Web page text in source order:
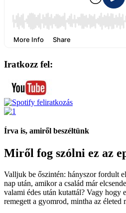
Iratkozz fel:
Írva is, amiről beszéltünk
Miről fog szólni ez az
Valljuk be őszintén: hányszor fordult
nap után, amikor a család már
valami édes után kutattál? Vagy hogy
remegett a gyomrod, mintha az életed